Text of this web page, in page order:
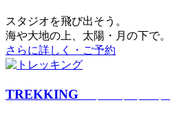
スタジオを⾶び出そう。
海や大地の上、太陽・⽉の下で。
さらに詳しく・ご予約
TREKKING